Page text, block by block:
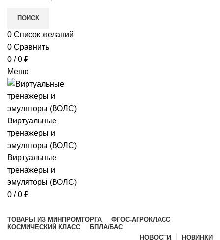
ПОИСК
0 Список желаний
0 Сравнить
0 / 0 ₽
Меню
0 / 0 ₽
ТОВАРЫ ИЗ МИНПРОМТОРГА
ФГОС-АГРОКЛАСС
КОСМИЧЕСКИЙ КЛАСС
БПЛА/БАС
НОВОСТИ
НОВИНКИ